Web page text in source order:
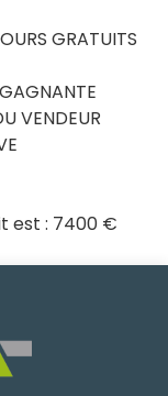
GRATUITS
VENDEUR
est : 7400 €